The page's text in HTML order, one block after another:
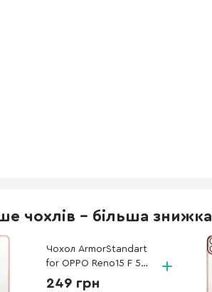
чохлів - більша знижка
Чохол ArmorStandart
for OPPO Reno15 F 5G
/ Reno15 FS 5G -
249 грн